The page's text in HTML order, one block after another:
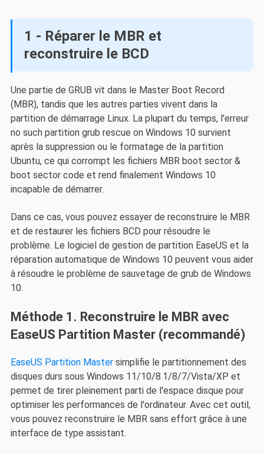
1 - Réparer le MBR et
reconstruire le BCD
Une partie de GRUB vit dans le Master Boot Record
(MBR), tandis que les autres parties vivent dans la
partition de démarrage Linux. La plupart du temps, l'erreur
no such partition grub rescue on Windows 10 survient
après la suppression ou le formatage de la partition
Ubuntu, ce qui corrompt les fichiers MBR boot sector &
boot sector code et rend finalement Windows 10
incapable de démarrer.
Dans ce cas, vous pouvez essayer de reconstruire le MBR
et de restaurer les fichiers BCD pour résoudre le
problème. Le logiciel de gestion de partition EaseUS et la
réparation automatique de Windows 10 peuvent vous aider
à résoudre le problème de sauvetage de grub de Windows
10.
Méthode 1. Reconstruire le MBR avec
EaseUS Partition Master (recommandé)
EaseUS Partition Mastersimplifie le partitionnement des
disques durs sous Windows 11/10/8.1/8/7/Vista/XP et
permet de tirer pleinement parti de l'espace disque pour
optimiser les performances de l'ordinateur. Avec cet outil,
vous pouvez reconstruire le MBR sans effort grâce à une
interface de type assistant.